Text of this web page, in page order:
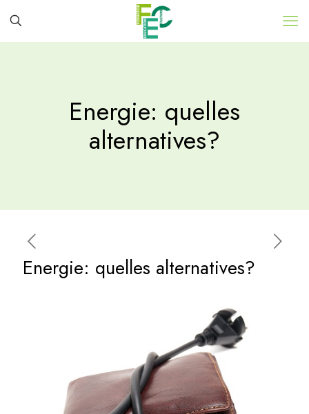
Energie: quelles
alternatives?
Energie: quelles alternatives?